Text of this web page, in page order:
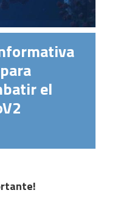
el